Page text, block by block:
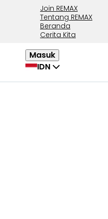
Join REMAX
Tentang REMAX
Beranda
Cerita Kita
Masuk
IDN